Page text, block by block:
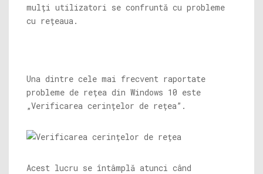
mulți utilizatori se confruntă cu probleme
cu rețeaua.
Una dintre cele mai frecvent raportate
probleme de rețea din Windows 10 este
„Verificarea cerințelor de rețea”.
Acest lucru se întâmplă atunci când